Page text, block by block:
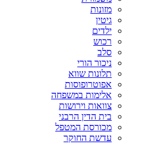
מזונות
גיטין
ילדים
רכוש
סלב
ניכור הורי
תלונות שווא
אפוטרופוסות
אלימות במשפחה
צוואות וירושות
בית הדין הרבני
מכורסת המטפל
עדשת החוקר